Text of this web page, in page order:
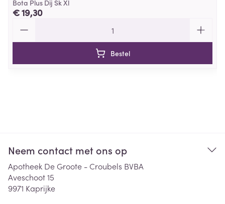
Bota Plus Dij Sk Xl
€ 19,30
Bestel
Neem contact met ons op
Apotheek De Groote - Croubels BVBA
Aveschoot 15
9971 Kaprijke